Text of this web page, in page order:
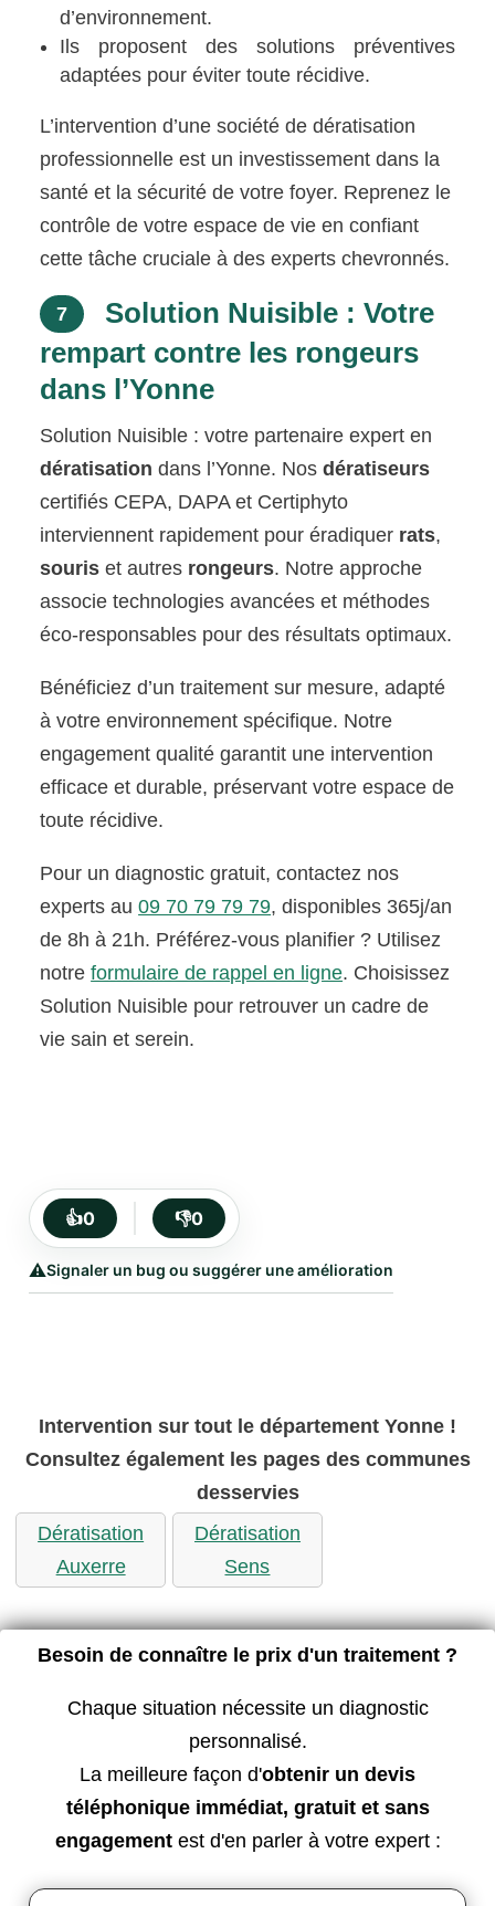
d’environnement.
Ils proposent des solutions préventives
adaptées pour éviter toute récidive.
L’intervention d’une société de dératisation
professionnelle est un investissement dans la
santé et la sécurité de votre foyer. Reprenez le
contrôle de votre espace de vie en confiant
cette tâche cruciale à des experts chevronnés.
7
Solution Nuisible : Votre
rempart contre les rongeurs
dans l’Yonne
Solution Nuisible : votre partenaire expert en
dératisation dans l’Yonne. Nosdératiseurs
certifiés CEPA, DAPA et Certiphyto
interviennent rapidement pour éradiquer rats,
souris et autres rongeurs. Notre approche
associe technologies avancées et méthodes
éco-responsables pour des résultats optimaux.
Bénéficiez d’un traitement sur mesure, adapté
à votre environnement spécifique. Notre
engagement qualité garantit une intervention
efficace et durable, préservant votre espace de
toute récidive.
Pour un diagnostic gratuit, contactez nos
experts au09 70 79 79 79, disponibles 365j/an
de 8h à 21h. Préférez-vous planifier ? Utilisez
notreformulaire de rappel en ligne. Choisissez
Solution Nuisible pour retrouver un cadre de
vie sain et serein.
👍0 👎0
⚠️Signaler un bug ou suggérer une amélioration
Intervention sur tout le département Yonne !
Consultez également les pages des communes
desservies
Dératisation
Auxerre
Dératisation
Sens
Besoin de connaître le prix d'un traitement ?
Chaque situation nécessite un diagnostic
personnalisé.
La meilleure façon d'obtenir un devis
téléphonique immédiat, gratuit et sans
engagementest d'en parler à votre expert :